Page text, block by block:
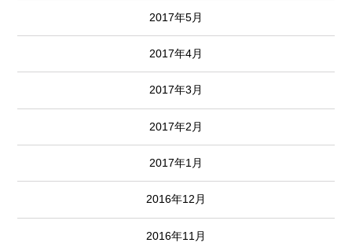
2017年5月
2017年4月
2017年3月
2017年2月
2017年1月
2016年12月
2016年11月